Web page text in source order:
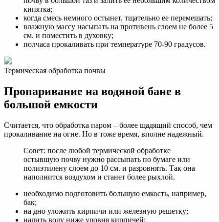
кипятка;
когда смесь немного остынет, тщательно ее перемешать;
влажную массу насыпать на противень слоем не более 5
см. и поместить в духовку;
полчаса прокаливать при температуре 70-90 градусов.
Термическая обработка почвы
Пропаривание на водяной бане в
большой емкости
Считается, что обработка паром – более щадящий способ, чем
прокаливание на огне. Но в тоже время, вполне надежный.
Совет: после любой термической обработке
остывшую почву нужно рассыпать по бумаге или
полиэтилену слоем до 10 см. и разровнять. Так она
наполнится воздухом и станет более рыхлой.
необходимо подготовить большую емкость, например,
бак;
на дно уложить кирпичи или железную решетку;
налить воду ниже уровня кирпичей;